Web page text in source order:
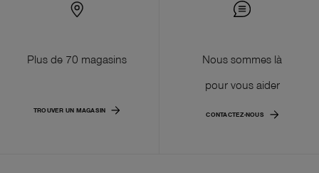
Plus de 70 magasins
TROUVER UN MAGASIN
Nous sommes là
pour vous aider
CONTACTEZ-NOUS